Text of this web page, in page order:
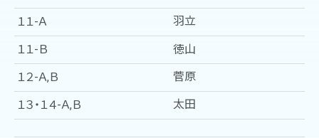
１１-Ａ 羽立
１１-Ｂ 徳山
１２-Ａ,Ｂ 菅原
１３・１４-Ａ,Ｂ 太田